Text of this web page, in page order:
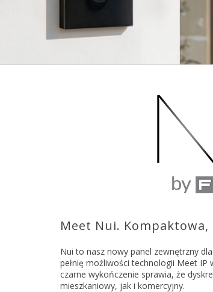
Meet Nui. Kompaktowa,
Nui to nasz nowy panel zewnętrzny
pełnię możliwości technologii Meet IP
czarne wykończenie sprawia, że
mieszkaniowy, jak i komercyjny.